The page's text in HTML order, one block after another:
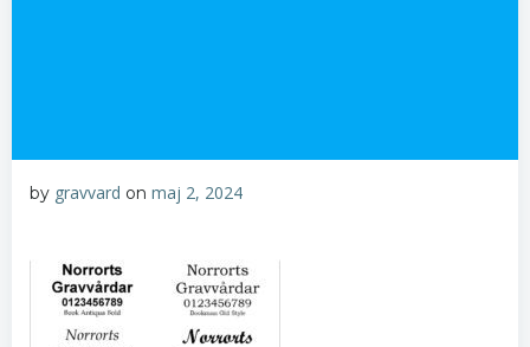
by gravvard on maj 2, 2024